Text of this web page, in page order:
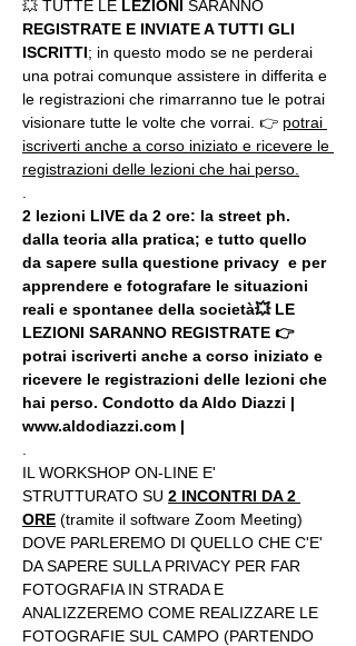
💥 TUTTE LE LEZIONI SARANNO
REGISTRATE E INVIATE A TUTTI GLI
ISCRITTI; in questo modo se ne perderai
una potrai comunque assistere in differita e
le registrazioni che rimarranno tue le potrai
visionare tutte le volte che vorrai. 👉 potrai
iscriverti anche a corso iniziato e ricevere le
registrazioni delle lezioni che hai perso.
2 lezioni LIVE da 2 ore: la street ph.
dalla teoria alla pratica; e tutto quello
da sapere sulla questione privacy  e per
apprendere e fotografare le situazioni
reali e spontanee della società💥 LE
LEZIONI SARANNO REGISTRATE 👉
potrai iscriverti anche a corso iniziato e
ricevere le registrazioni delle lezioni che
hai perso. Condotto da Aldo Diazzi |
www.aldodiazzi.com |
IL WORKSHOP ON-LINE E'
STRUTTURATO SU 2 INCONTRI DA 2
ORE (tramite il software Zoom Meeting)
DOVE PARLEREMO DI QUELLO CHE C'E'
DA SAPERE SULLA PRIVACY PER FAR
FOTOGRAFIA IN STRADA E
ANALIZZEREMO COME REALIZZARE LE
FOTOGRAFIE SUL CAMPO (PARTENDO